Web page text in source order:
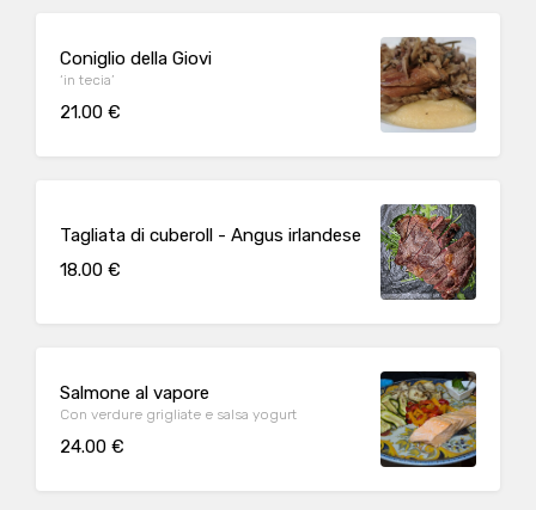
Coniglio della Giovi
‘in tecia’
21.00 €
Tagliata di cuberoll - Angus irlandese
18.00 €
Salmone al vapore
Con verdure grigliate e salsa yogurt
24.00 €